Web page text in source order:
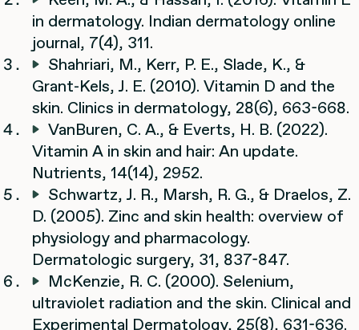
in dermatology. Indian dermatology online
journal, 7(4), 311.
Shahriari, M., Kerr, P. E., Slade, K., &
Grant-Kels, J. E. (2010). Vitamin D and the
skin. Clinics in dermatology, 28(6), 663-668.
VanBuren, C. A., & Everts, H. B. (2022).
Vitamin A in skin and hair: An update.
Nutrients, 14(14), 2952.
Schwartz, J. R., Marsh, R. G., & Draelos, Z.
D. (2005). Zinc and skin health: overview of
physiology and pharmacology.
Dermatologic surgery, 31, 837-847.
McKenzie, R. C. (2000). Selenium,
ultraviolet radiation and the skin. Clinical and
Experimental Dermatology, 25(8), 631-636.